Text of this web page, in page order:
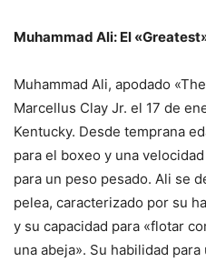
Muhammad Ali: El
Muhammad Ali, apodado
Marcellus Clay Jr. el 17 de
Kentucky. Desde temprana
para el boxeo y una
para un peso pesado. Ali se
pelea, caracterizado por su
y su capacidad para «flotar
una abeja». Su habilidad